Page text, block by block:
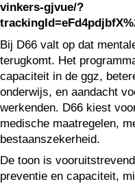
vinkers-gjvue/?
Bij D66 valt op dat
terugkomt. Het
capaciteit in de ggz,
onderwijs, en aandacht
werkenden. D66 kiest
medische maatregelen,
bestaanszekerheid.
De toon is
preventie en capaciteit,